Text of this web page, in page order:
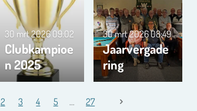
Clubkampioe
n 2025
30 mrt 2026 09:02
Jaarvergade
ring
30 mrt 202608:49
2 3 4 5 27